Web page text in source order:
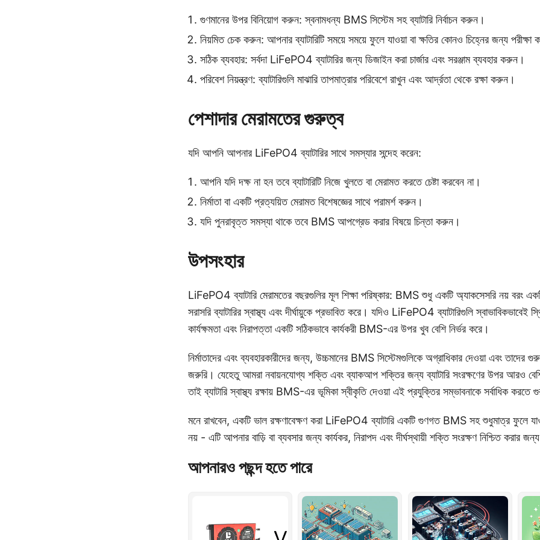
গুণমানের উপর বিনিয়োগ করুন: স্বনামধন্য BMS সিস্টেম সহ ব্যাটারি নির্বাচন করুন।
নিয়মিত চেক করুন: আপনার ব্যাটারিটি সময়ে সময়ে ফুলে যাওয়া বা ক্ষতির কোনও চিহ্নের জন্য পরীক্ষা
সঠিক ব্যবহার: সর্বদা LiFePO4 ব্যাটারির জন্য ডিজাইন করা চার্জার এবং সরঞ্জাম ব্যবহার করুন।
পরিবেশ নিয়ন্ত্রণ: ব্যাটারিগুলি মাঝারি তাপমাত্রার পরিবেশে রাখুন এবং আর্দ্রতা থেকে রক্ষা করুন।
পেশাদার মেরামতের গুরুত্ব
যদি আপনি আপনার LiFePO4 ব্যাটারির সাথে সমস্যার সন্দেহ করেন:
আপনি যদি দক্ষ না হন তবে ব্যাটারিটি নিজে খুলতে বা মেরামত করতে চেষ্টা করবেন না।
নির্মাতা বা একটি প্রত্যয়িত মেরামত বিশেষজ্ঞের সাথে পরামর্শ করুন।
যদি পুনরাবৃত্ত সমস্যা থাকে তবে BMS আপগ্রেড করার বিষয়ে চিন্তা করুন।
উপসংহার
LiFePO4 ব্যাটারি মেরামতের বছরগুলির মূল শিক্ষা পরিষ্কার: BMS শুধু একটি অ্যাকসেসরি নয় বরং
সরাসরি ব্যাটারির স্বাস্থ্য এবং দীর্ঘায়ুকে প্রভাবিত করে। যদিও LiFePO4 ব্যাটারিগুলি স্বাভাবিকভাবেই
কার্যক্ষমতা এবং নিরাপত্তা একটি সঠিকভাবে কার্যকরী BMS-এর উপর খুব বেশি নির্ভর করে।
নির্মাতাদের এবং ব্যবহারকারীদের জন্য, উচ্চমানের BMS সিস্টেমগুলিকে অগ্রাধিকার দেওয়া এবং
জরুরি। যেহেতু আমরা নবায়নযোগ্য শক্তি এবং ব্যাকআপ শক্তির জন্য ব্যাটারি সংরক্ষণের উপর আরও
তাই ব্যাটারি স্বাস্থ্য রক্ষায় BMS-এর ভূমিকা স্বীকৃতি দেওয়া এই প্রযুক্তির সম্ভাবনাকে সর্বাধিক করতে
মনে রাখবেন, একটি ভাল রক্ষণাবেক্ষণ করা LiFePO4 ব্যাটারি একটি গুণগত BMS সহ শুধুমাত্র ফুলে
নয় - এটি আপনার বাড়ি বা ব্যবসার জন্য কার্যকর, নিরাপদ এবং দীর্ঘস্থায়ী শক্তি সংরক্ষণ নিশ্চিত করার
আপনারও পছন্দ হতে পারে